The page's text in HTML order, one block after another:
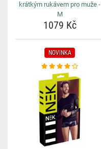
krátkým rukávem pro muže -
M
1079 Kč
NOVINKA